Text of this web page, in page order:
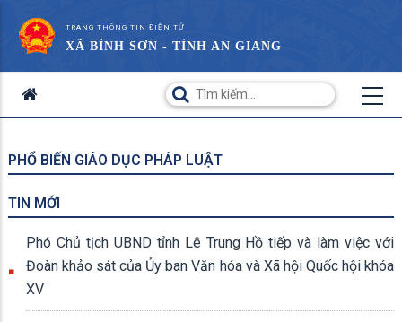
TRANG THÔNG TIN ĐIỆN TỬ
XÃ BÌNH SƠN - TỈNH AN GIANG
PHỔ BIẾN GIÁO DỤC PHÁP LUẬT
TIN MỚI
Phó Chủ tịch UBND tỉnh Lê Trung Hồ tiếp và làm việc với
Đoàn khảo sát của Ủy ban Văn hóa và Xã hội Quốc hội khóa
XV